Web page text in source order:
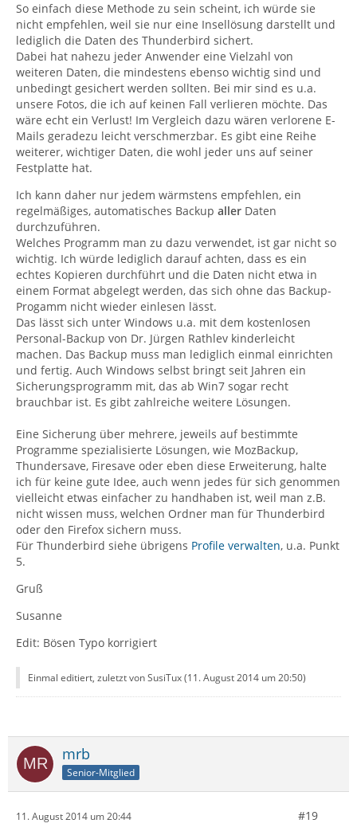
So einfach diese Methode zu sein scheint, ich würde sie
nicht empfehlen, weil sie nur eine Insellösung darstellt und
lediglich die Daten des Thunderbird sichert.
Dabei hat nahezu jeder Anwender eine Vielzahl von
weiteren Daten, die mindestens ebenso wichtig sind und
unbedingt gesichert werden sollten. Bei mir sind es u.a.
unsere Fotos, die ich auf keinen Fall verlieren möchte. Das
wäre echt ein Verlust! Im Vergleich dazu wären verlorene E-
Mails geradezu leicht verschmerzbar. Es gibt eine Reihe
weiterer, wichtiger Daten, die wohl jeder uns auf seiner
Festplatte hat.
Ich kann daher nur jedem wärmstens empfehlen, ein
regelmäßiges, automatisches Backup aller Daten
durchzuführen.
Welches Programm man zu dazu verwendet, ist gar nicht so
wichtig. Ich würde lediglich darauf achten, dass es ein
echtes Kopieren durchführt und die Daten nicht etwa in
einem Format abgelegt werden, das sich ohne das Backup-
Progamm nicht wieder einlesen lässt.
Das lässt sich unter Windows u.a. mit dem kostenlosen
Personal-Backup von Dr. Jürgen Rathlev kinderleicht
machen. Das Backup muss man lediglich einmal einrichten
und fertig. Auch Windows selbst bringt seit Jahren ein
Sicherungsprogramm mit, das ab Win7 sogar recht
brauchbar ist. Es gibt zahlreiche weitere Lösungen.
Eine Sicherung über mehrere, jeweils auf bestimmte
Programme spezialisierte Lösungen, wie MozBackup,
Thundersave, Firesave oder eben diese Erweiterung, halte
ich für keine gute Idee, auch wenn jedes für sich genommen
vielleicht etwas einfacher zu handhaben ist, weil man z.B.
nicht wissen muss, welchen Ordner man für Thunderbird
oder den Firefox sichern muss.
Für Thunderbird siehe übrigens Profile verwalten, u.a. Punkt
5.
Gruß
Susanne
Edit: Bösen Typo korrigiert
Einmal editiert, zuletzt von SusiTux (11. August 2014 um 20:50)
mrb
Senior-Mitglied
11. August 2014 um 20:44 #19